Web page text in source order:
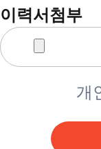
이력서첨부
개